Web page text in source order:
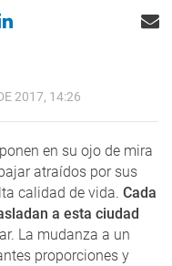
2017, 14:26
en su ojo de mira
atraídos por sus
calidad de vida. Cada
a esta ciudad
La mudanza a un
proporciones y